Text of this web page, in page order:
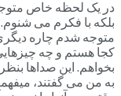
در یک لحظه خاص
بلکه با فکرم می
متوجه شدم چاره دیگری
کجا هستم و چه
بخواهم. این صداها
به من می گفتند،